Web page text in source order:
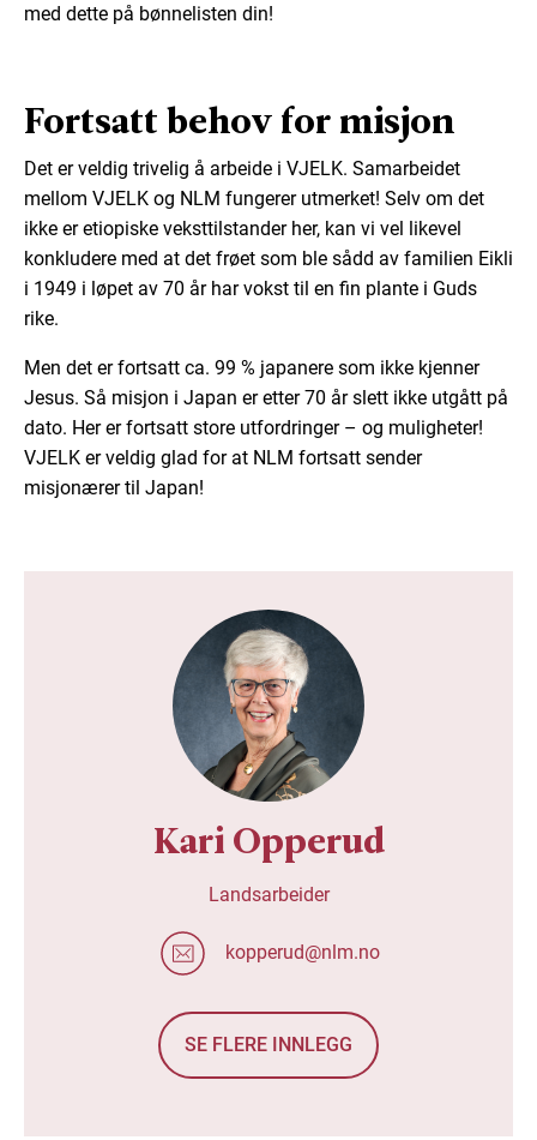
med dette på bønnelisten din!
Fortsatt behov for misjon
Det er veldig trivelig å arbeide i VJELK. Samarbeidet
mellom VJELK og NLM fungerer utmerket! Selv om det
ikke er etiopiske veksttilstander her, kan vi vel likevel
konkludere med at det frøet som ble sådd av familien Eikli
i 1949 i løpet av 70 år har vokst til en fin plante i Guds
rike.
Men det er fortsatt ca. 99 % japanere som ikke kjenner
Jesus. Så misjon i Japan er etter 70 år slett ikke utgått på
dato. Her er fortsatt store utfordringer – og muligheter!
VJELK er veldig glad for at NLM fortsatt sender
misjonærer til Japan!
Kari Opperud
Landsarbeider
kopperud@nlm.no
SE FLERE INNLEGG